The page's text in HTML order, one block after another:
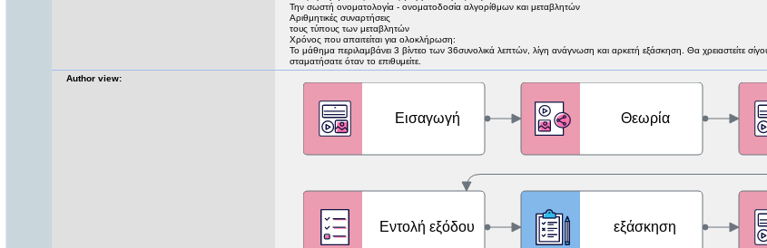
Την σωστή ονοματολογία - ονοματοδοσία αλγορίθμων και μεταβλητών
Αριθμητικές συναρτήσεις
τους τύπους των μεταβλητών
Χρόνος που απαιτείται για ολοκλήρωση:
Το μάθημα περιλαμβάνει 3 βίντεο των 36συνολικά λεπτών, λίγη ανάγνωση και αρκετή εξάσκηση. Θα χρειαστείτε
σταματήσατε όταν το επιθυμείτε.
Author view: